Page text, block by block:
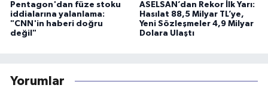
Pentagon'dan füze stoku
iddialarına yalanlama:
"CNN'in haberi doğru
değil"
ASELSAN’dan Rekor İlk Yarı:
Hasılat 88,5 Milyar TL’ye,
Yeni Sözleşmeler 4,9 Milyar
Dolara Ulaştı
Yorumlar